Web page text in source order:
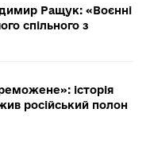
Ращук: «Воєнні
спільного з
історія
російський полон